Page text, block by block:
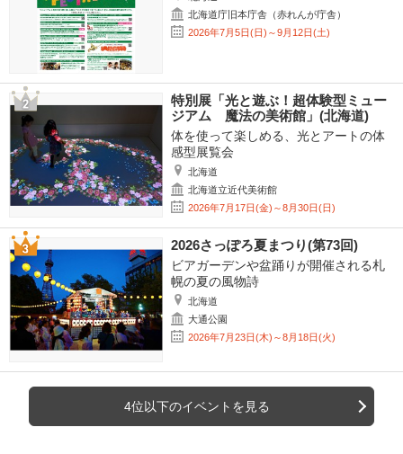
北海道庁旧本庁舎（赤れんが庁舎）
2026年7月5日(日)～9月12日(土)
特別展「光と遊ぶ！超体験型ミュー
ジアム 魔法の美術館」(北海道)
体を使って楽しめる、光とアートの体
感型展覧会
北海道
北海道立近代美術館
2026年7月17日(金)～8月30日(日)
2026さっぽろ夏まつり(第73回)
ビアガーデンや盆踊りが開催される札
幌の夏の風物詩
北海道
大通公園
2026年7月23日(木)～8月18日(火)
4位以下のイベントを見る